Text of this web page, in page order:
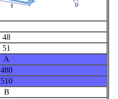
48
51
A
480
510
B